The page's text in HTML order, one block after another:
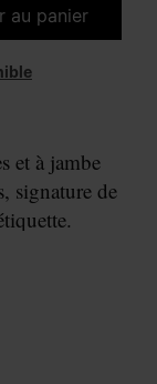
au panier
et à jambe
signature de